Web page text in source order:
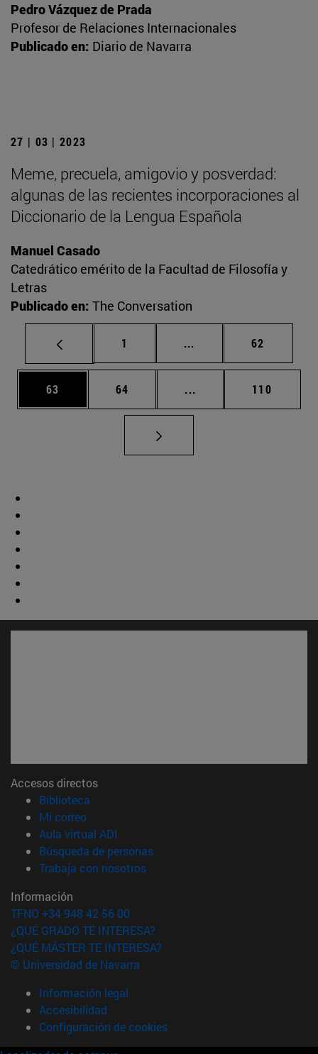
Pedro Vázquez de Prada
Profesor de Relaciones Internacionales
Publicado en: Diario de Navarra
27 | 03 | 2023
Meme, precuela, amigovio y posverdad:
algunas de las recientes incorporaciones al
Diccionario de la Lengua Española
Manuel Casado
Catedrático emérito de la Facultad de Filosofía y
Letras
Publicado en: The Conversation
Página
1 ... Páginas intermedias
Página
62
Página
63 Página
64 ... Páginas intermedias
Página
110
Accesos directos
Biblioteca
Mi correo(abre en nueva ventana)
Aula virtual ADI
Búsqueda de personas(abre en nueva ventana)
Trabaja con nosotros(abre en nueva ventana)
Información
TFNO +34 948 42 56 00
¿QUÉ GRADO TE INTERESA?
¿QUÉ MÁSTER TE INTERESA?
© Universidad de Navarra
Información legal
Accesibilidad
Configuración de cookies